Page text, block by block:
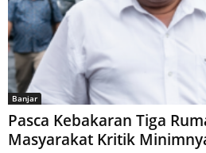
Banjar
Pasca Kebakaran Tiga
Masyarakat Kritik